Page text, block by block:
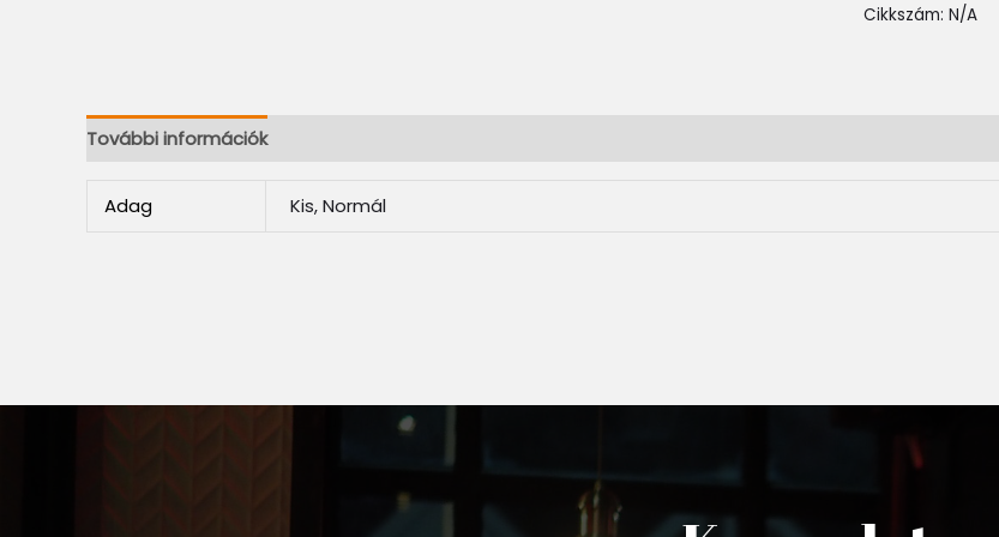
Cikkszám: N/A
További információk
Adag Kis, Normál